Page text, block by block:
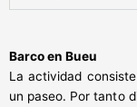
Barco en Bueu
La actividad
un paseo. Por tanto